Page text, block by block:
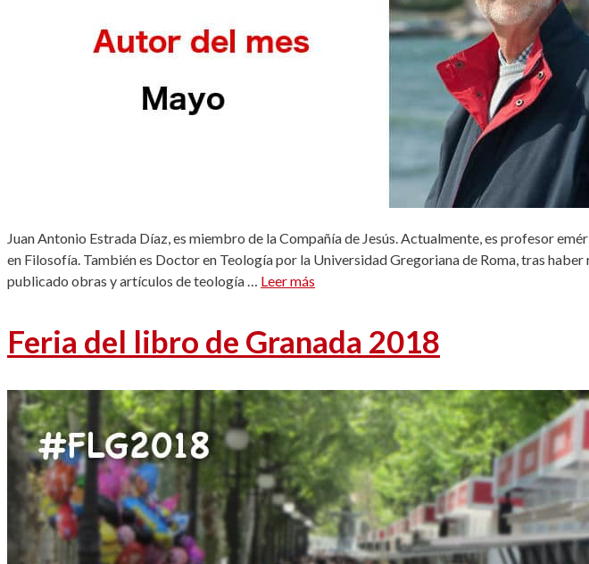
Juan Antonio Estrada Díaz, es miembro de la Compañía de Jesús. Actualmente, es profesor
en Filosofía. También es Doctor en Teología por la Universidad Gregoriana de Roma, tras
publicado obras y artículos de teología … Leer más
Feria del libro de Granada 2018